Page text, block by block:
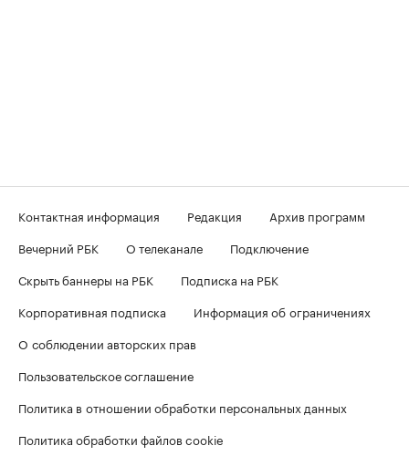
Контактная информация Редакция
Архив программ
Вечерний РБК
О телеканале
Подключение
Скрыть баннеры на РБК
Подписка на РБК
Корпоративная подписка
Информация об ограничениях
О соблюдении авторских прав
Пользовательское соглашение
Политика в отношении обработки персональных данных
Политика обработки файлов cookie